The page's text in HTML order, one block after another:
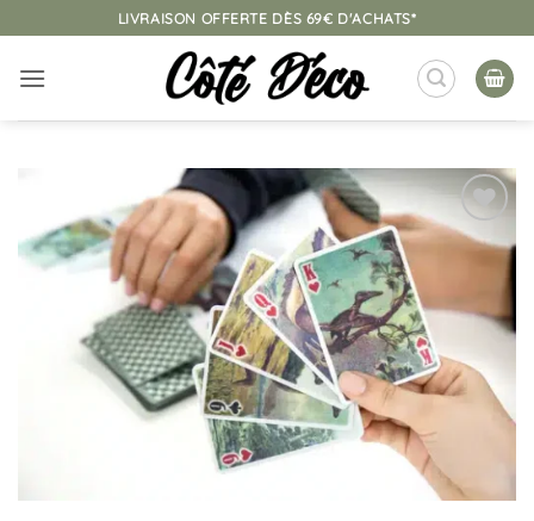
au
contenu
LIVRAISON OFFERTE DÈS 69€ D'ACHATS*
Ajouter
d’envies